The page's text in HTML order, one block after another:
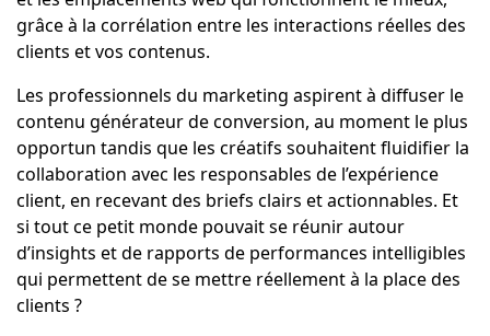
grâce à la corrélation entre les interactions réelles des
clients et vos contenus.
Les professionnels du marketing aspirent à diffuser le
contenu générateur de conversion, au moment le plus
opportun tandis que les créatifs souhaitent fluidifier la
collaboration avec les responsables de l’expérience
client, en recevant des briefs clairs et actionnables. Et
si tout ce petit monde pouvait se réunir autour
d’insights et de rapports de performances intelligibles
qui permettent de se mettre réellement à la place des
clients ?